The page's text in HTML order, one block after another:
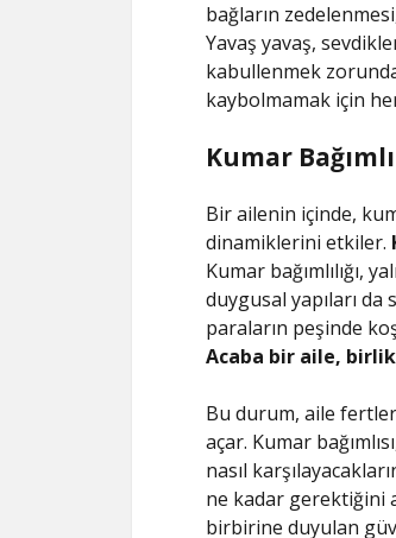
bağların
Yavaş yavaş,
kabullenmek
kaybolmamak için her
Kumar
Bir ailenin içinde,
dinamiklerini etkiler.
Kumar bağımlılığı,
duygusal yapıları
paraların peşinde
Acaba bir aile,
Bu durum, aile fertleri
açar. Kumar
nasıl
ne kadar gerektiğini
birbirine duyulan